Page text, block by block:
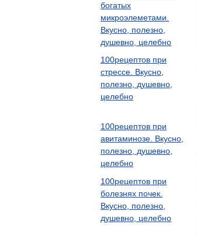
богатых
микроэлеметами.
Вкусно, полезно,
душевно, целебно
100рецептов при
стрессе. Вкусно,
полезно, душевно,
целебно
100рецептов при
авитаминозе. Вкусно,
полезно, душевно,
целебно
100рецептов при
болезнях почек.
Вкусно, полезно,
душевно, целебно